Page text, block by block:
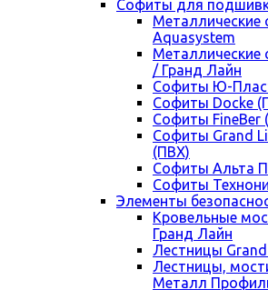
Cофиты для
Металлические
Aquasystem
Металлические
/ Гранд Лайн
Софиты Ю-
Софиты Docke
Софиты FineBer
Софиты Grand
(ПВХ)
Софиты Альта
Софиты
Элементы
Кровельные
Гранд Лайн
Лестницы
Лестницы,
Металл